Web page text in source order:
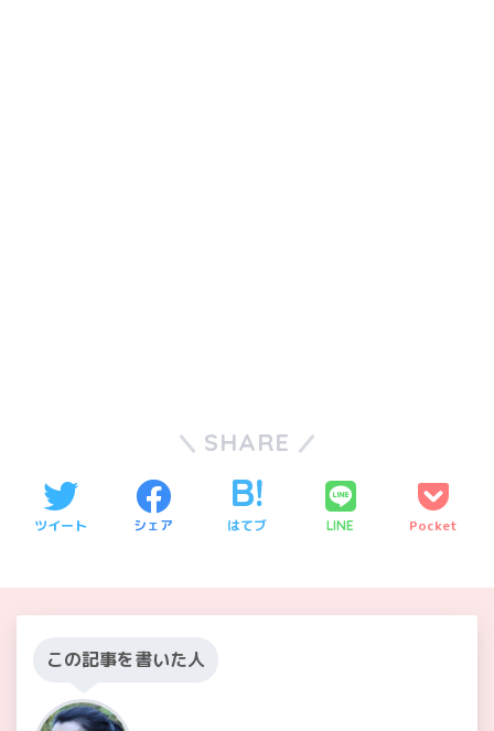
SHARE
ツイート シェア はてブ LINE Pocket
この記事を書いた人